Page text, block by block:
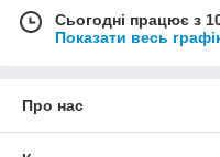
Сьогодні працює з
Показати весь
Про нас